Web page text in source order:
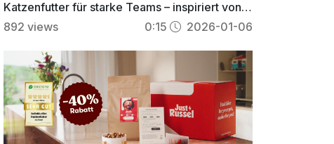
Katzenfutter für starke Teams – inspiriert von
Handballstar Wolff
892 views 0:15 2026-01-06